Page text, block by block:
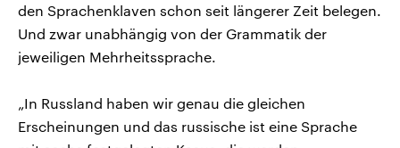
den Sprachenklaven schon seit längerer Zeit belegen.
Und zwar unabhängig von der Grammatik der
jeweiligen Mehrheitssprache.
„In Russland haben wir genau die gleichen
Erscheinungen und das russische ist eine Sprache